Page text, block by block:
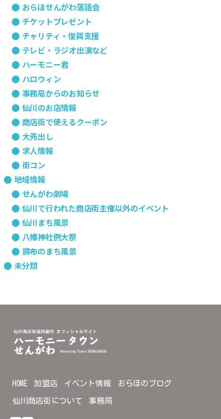
おらほせんがわ落語会
チケットプレゼント
チャリティ・復興支援
テレビ・ラジオ出演など
ハーモニー君
ハロウィン
事務局からのお知らせ
仙川のお店情報
商店街で使えるクーポン
大売出し
求人情報
街コン
地域情報
せんがわ劇場
仙川で行われた商店街主催以外のイベント
仙川まち風景
八幡神社例大祭
調布のまち風景
未分類
HOME 加盟店 イベント情報 おらほのブログ
仙川商店街について 事務局